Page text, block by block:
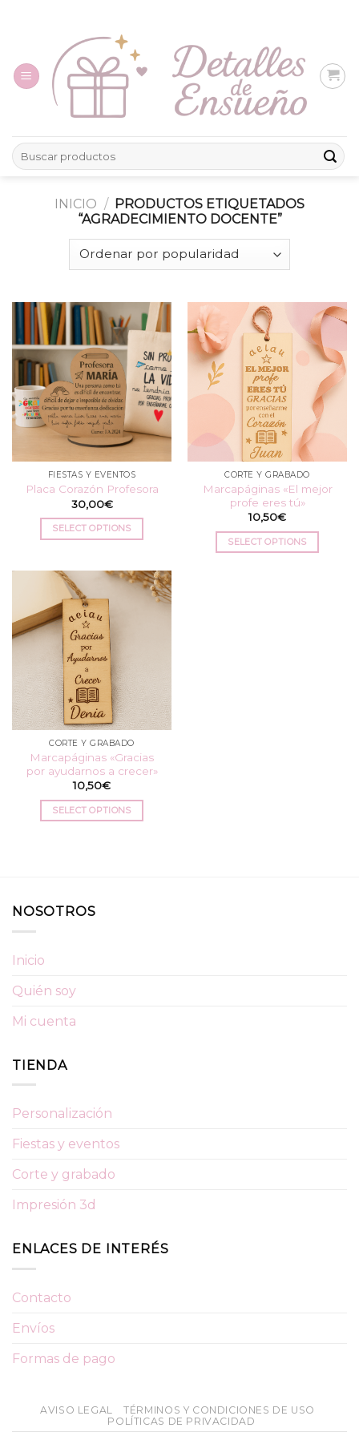
Buscar
por:
INICIO / PRODUCTOS ETIQUETADOS
“AGRADECIMIENTO DOCENTE”
FIESTAS Y EVENTOS
Placa Corazón Profesora
30,00€
SELECT OPTIONS
CORTE Y GRABADO
Marcapáginas «El mejor
profe eres tú»
10,50€
SELECT OPTIONS
CORTE Y GRABADO
Marcapáginas «Gracias
por ayudarnos a crecer»
10,50€
SELECT OPTIONS
NOSOTROS
Inicio
Quién soy
Mi cuenta
TIENDA
Personalización
Fiestas y eventos
Corte y grabado
Impresión 3d
ENLACES DE INTERÉS
Contacto
Envíos
Formas de pago
AVISO LEGAL
TÉRMINOS Y CONDICIONES DE USO
POLÍTICAS DE PRIVACIDAD